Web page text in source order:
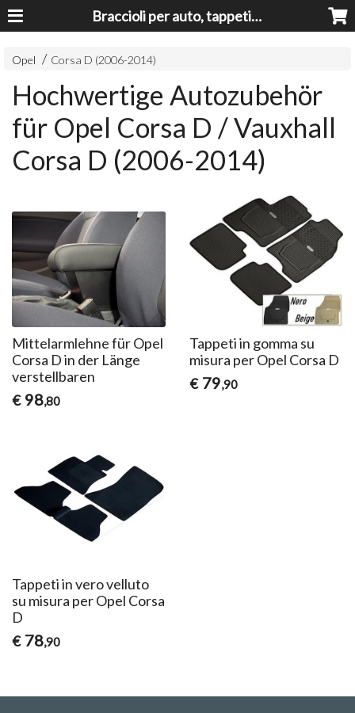
Braccioli per auto, tappeti auto, accessori auto MADE IN ITALY - Armrests, Mittelarmlehnen, Accoundoirs
Opel Corsa D (2006-2014)
Hochwertige Autozubehör
für Opel Corsa D / Vauxhall
Corsa D (2006-2014)
Mittelarmlehne für Opel
Corsa D in der Länge
verstellbaren
€ 98,80
Tappeti in gomma su
misura per Opel Corsa D
€ 79,90
Tappeti in vero velluto
su misura per Opel Corsa
D
€ 78,90